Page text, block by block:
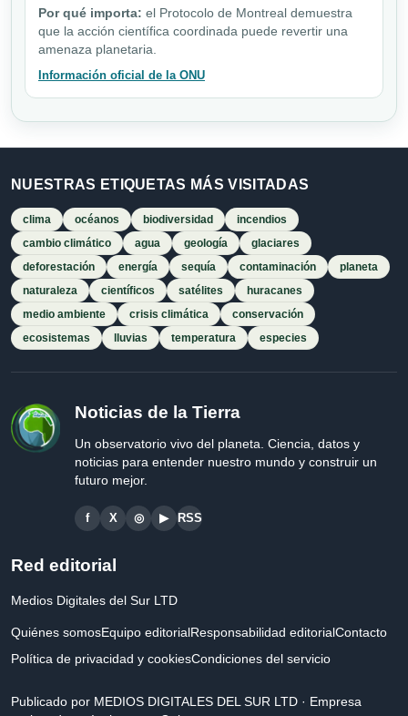
Por qué importa: el Protocolo de Montreal demuestra
que la acción científica coordinada puede revertir una
amenaza planetaria.
Información oficial de la ONU
NUESTRAS ETIQUETAS MÁS VISITADAS
clima océanos biodiversidad
incendios
cambio climático
agua geología
glaciares
deforestación
energía sequía contaminación
planeta
naturaleza
científicos satélites
huracanes
medio ambiente
crisis climática
conservación
ecosistemas
lluvias temperatura especies
Noticias de la Tierra
Un observatorio vivo del planeta. Ciencia, datos y
noticias para entender nuestro mundo y construir un
futuro mejor.
f X ◎ ▶ RSS
Red editorial
Medios Digitales del Sur LTD
Quiénes somosEquipo editorialResponsabilidad editorialContacto
Política de privacidad y cookiesCondiciones del servicio
Publicado por MEDIOS DIGITALES DEL SUR LTD · Empresa